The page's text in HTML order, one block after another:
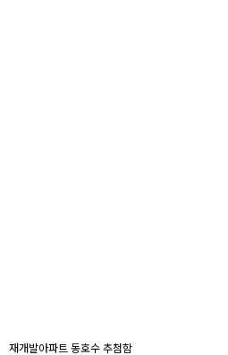
재개발아파트 동호수 추첨함